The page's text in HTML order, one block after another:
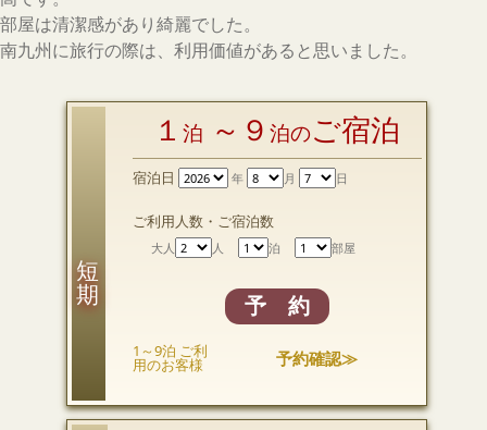
部屋は清潔感があり綺麗でした。
南九州に旅行の際は、利用価値があると思いました。
１ 泊 ～９ 泊のご宿泊
宿泊日 年 月 日
ご利用人数・ご宿泊数
大人 人 泊 部屋
予 約
1～9泊 ご利
用のお客様 予約確認≫